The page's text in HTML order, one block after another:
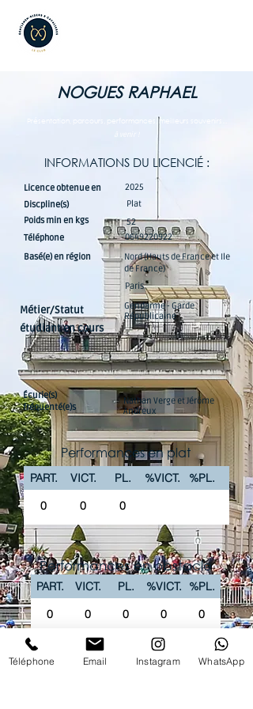
NOGUES RAPHAEL
Présentation, parcours, performances, meilleurs souvenirs...
INFORMATIONS DU LICENCIÉ :
Licence obtenue en
2025
Discpline(s)
Plat
Poids min en kgs
52
Téléphone
0649220922
Basé(e) en région
Nord (Hauts de France et Ile
de France)
Paris
Métier/Statut
étudiant en cours
Gendarme - Garde
Républicaine
Écurie(s)
fréquenté(e)s
Nathan Verge et Jérôme
Andreux
Performances en plat
PART. VICT. PL. %VICT.
%PL.
0
0 0
Performances en obstacle
PART. VICT. PL. %VICT.
%PL.
0
0 0 0 0
La chaîne Youtube du Club vous propose
'intégralité des courses PREMIUM en replay !
Téléphone Email Instagram WhatsApp